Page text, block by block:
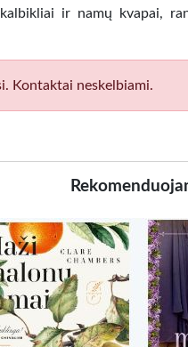
ir namų kvapai,
Kontaktai neskelbiami.